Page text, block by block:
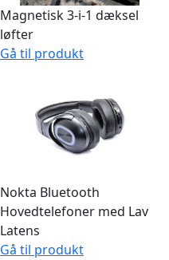
Magnetisk 3-i-1 dæksel
løfter
Gå til produkt
Nokta Bluetooth
Hovedtelefoner med Lav
Latens
Gå til produkt